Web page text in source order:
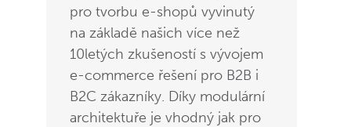
pro tvorbu e-shopů vyvinutý
na základě našich více než
10letých zkušeností s vývojem
e-commerce řešení pro B2B i
B2C zákazníky. Díky modulární
architektuře je vhodný jak pro